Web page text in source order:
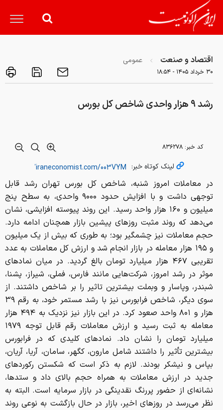
اقتصاد و صنعت عمومی
۳۰ خرداد ۱۴۰۵ - ۱۸:۵۴
رشد ۹ هزار واحدی شاخص کل بورس
کد خبر: ۸۳۶۲۷۸
لینک کوتاه خبر:
در معاملات امروز شنبه، شاخص کل بورس تهران رشد قابل
توجهی داشت و با افزایش حدود ۹۰۰۰ واحدی، به سطح پنج
میلیون و ۱۶۰ هزار واحد رسید. این روند پیوسته افزایشی، نشان
می‌دهد که روند مثبت روزهای پیشین بازار همچنان ادامه دارد.
حجم معاملات نیز چشمگیر بود؛ به طوری که بیش از یک میلیون
و ۱۹۵ هزار معامله در بازار انجام شد و ارزش کل معاملات به عدد
تقریبی ۴۶۷ هزار میلیارد تومان بالغ گردید. در میان نمادهای
موثر در رشد امروز، شرکت‌هایی مانند فارس، فملی، شیراز، پشنا،
شبندر، وپاسار و وبملت بیشترین تاثیر را بر شاخص داشتند. از
سوی دیگر، شاخص فرابورس نیز با رشد مستمر خود، به رقم ۳۹
هزار و ۸۰۱ واحد صعود کرد. در این بازار نیز نزدیک به ۴۹۴ هزار
معامله به ثبت رسید و ارزش معاملات رقم قابل توجه ۱۹۷۹
میلیارد تومان را نشان داد. نمادهای کلیدی که در فرابورس
بیشترین تأثیر را داشتند شامل مارون، کگهر، سامان، آریا، آریان،
بپاس و نیشکر بودند. لازم به ذکر است که شکستن رکوردهای
جدید در ارزش معاملات به همراه حجم بالای داد و ستدها،
نشانه‌ای از حضور پررنگ نقدینگی در بازار سرمایه است. البته به
نظر می‌رسد در روزهای اخیر، بازار در حال بازگشت به نوعی روند